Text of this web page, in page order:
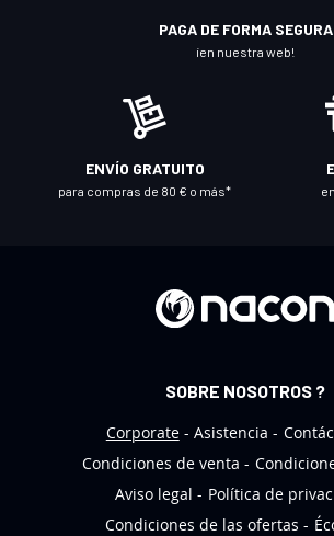
PAGA DE FORMA SEGURA
¡en nuestra web!
ENVÍO GRATUITO
para compras de 80 € o más*
SOBRE NOSOTROS ?
Corporate
Asistencia
Condiciones de venta
Aviso legal
Política de
Condiciones de las ofertas